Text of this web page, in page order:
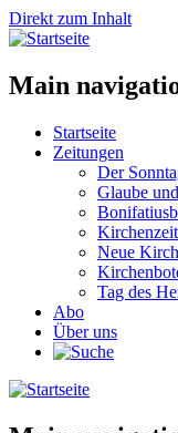
Direkt zum Inhalt
Main
Startseite
Zeitungen
Der
Glaube
Neue
Tag des
Abo
Über uns